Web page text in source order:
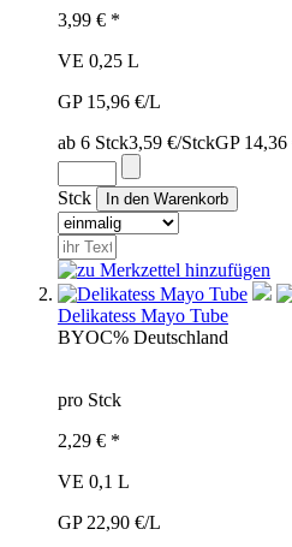
3,99 € *
VE 0,25 L
GP 15,96 €/L
ab 6 Stck3,59 €/StckGP 14,36
Stck
Delikatess Mayo Tube
BYOC% Deutschland
pro Stck
2,29 € *
VE 0,1 L
GP 22,90 €/L